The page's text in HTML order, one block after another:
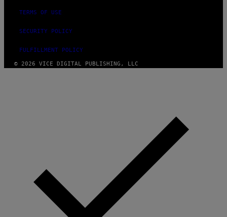
TERMS OF USE
SECURITY POLICY
FULFILLMENT POLICY
© 2026 VICE DIGITAL PUBLISHING, LLC